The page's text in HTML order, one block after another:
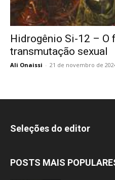
Hidrogênio Si-12 – O
transmutação sexual
Ali Onaissi - 21 de novembro de
Seleções do editor
POSTS MAIS